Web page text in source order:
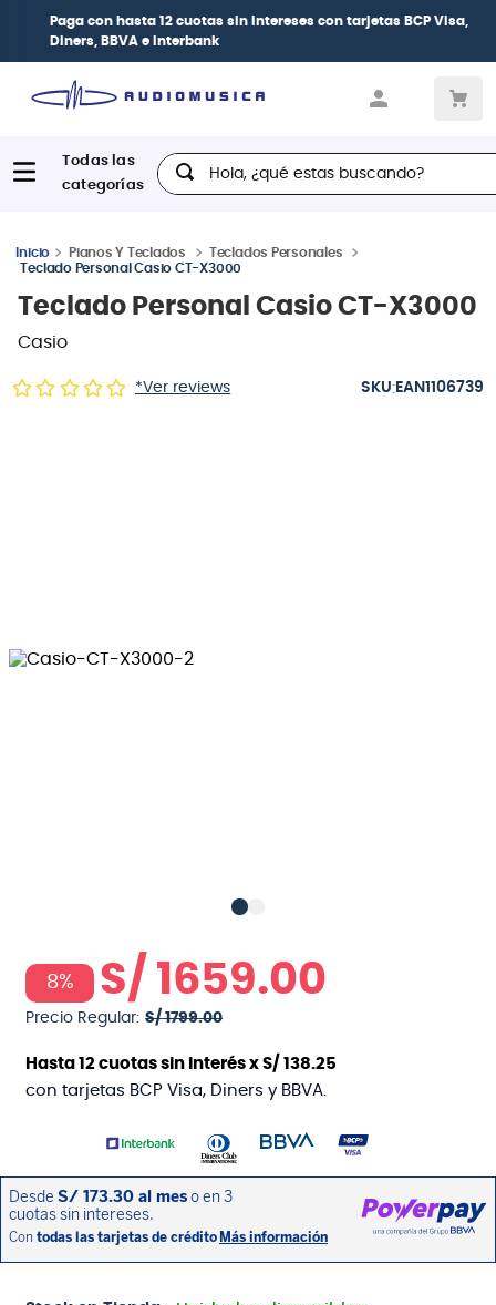
Paga conhasta 12 cuotas sin interesescon tarjetasBCP Visa,
Diners, BBVA e Interbank
Hola, ¿qué estas buscando?
Pianos Y Teclados
Teclados Personales
Teclado Personal Casio CT-X3000
Teclado Personal Casio CT-X3000
Casio
*Ver reviews :EAN1106739
8% S/ 1659.00
Precio Regular: S/ 1799.00
Hasta12 cuotas sin interés xS/ 138.25
con tarjetas BCP Visa, Diners y BBVA.